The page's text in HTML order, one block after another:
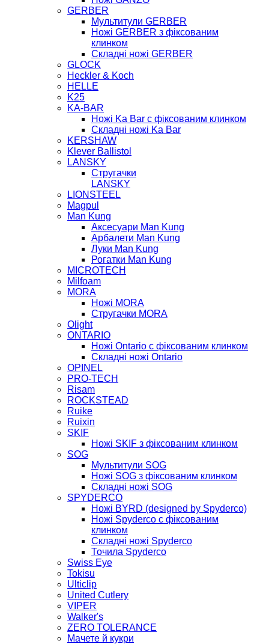
GERBER
Мультитули GERBER
Ножі GERBER з фіксованим
клинком
Складні ножі GERBER
GLOCK
Heckler & Koch
HELLE
K25
KA-BAR
Ножі Ka Bar c фіксованим клинком
Складні ножі Ka Bar
KERSHAW
Klever Ballistol
LANSKY
Стругачки
LANSKY
LIONSTEEL
Magpul
Man Kung
Аксесуари Man Kung
Арбалети Man Kung
Луки Man Kung
Рогатки Man Kung
MICROTECH
Milfoam
MORA
Ножі MORA
Стругачки MORA
Olight
ONTARIO
Ножі Ontario c фіксованим клинком
Складні ножі Ontario
OPINEL
PRO-TECH
Risam
ROCKSTEAD
Ruike
Ruixin
SKIF
Ножі SKIF з фіксованим клинком
SOG
Мультитули SOG
Ножі SOG з фіксованим клинком
Складні ножі SOG
SPYDERCO
Ножі BYRD (designed by Spyderco)
Ножі Spyderco c фіксованим
клинком
Складні ножі Spyderco
Точила Spyderco
Swiss Eye
Tokisu
Ulticlip
United Cutlery
VIPER
Walker's
ZERO TOLERANCE
Мачете й кукри